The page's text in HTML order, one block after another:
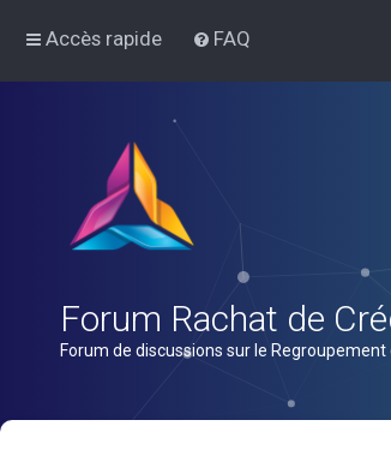
Accès rapide FAQ
Forum Rachat de
Forum de discussions sur le